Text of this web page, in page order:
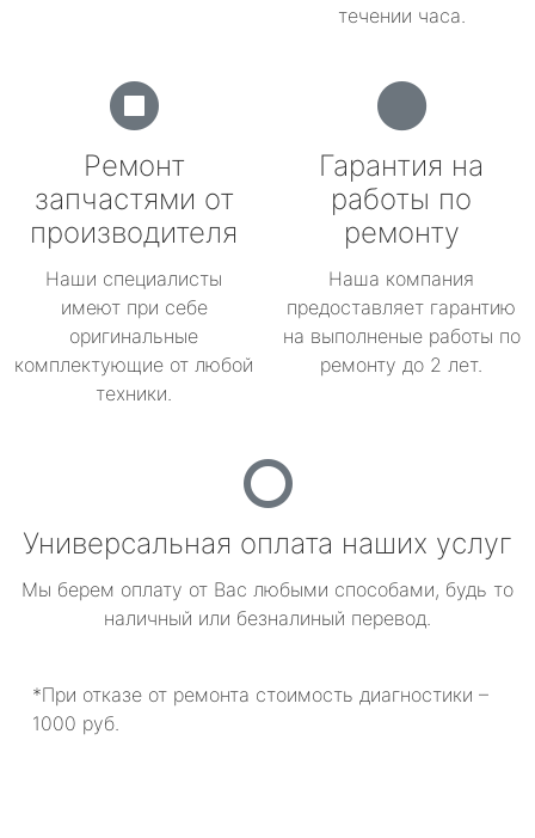
течении часа.
Ремонт
запчастями от
производителя
Наши специалисты
имеют при себе
оригинальные
комплектующие от любой
техники.
Гарантия на
работы по
ремонту
Наша компания
предоставляет гарантию
на выполненые работы по
ремонту до 2 лет.
Универсальная оплата наших услуг
Мы берем оплату от Вас любыми способами, будь то
наличный или безналиный перевод.
*При отказе от ремонта стоимость диагностики –
1000 руб.